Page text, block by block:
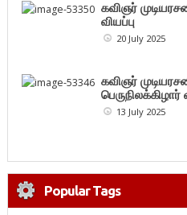
கவிஞர்
வியப்பு
20 July 2025
கவிஞர்
13 July 2025
Popular Tags